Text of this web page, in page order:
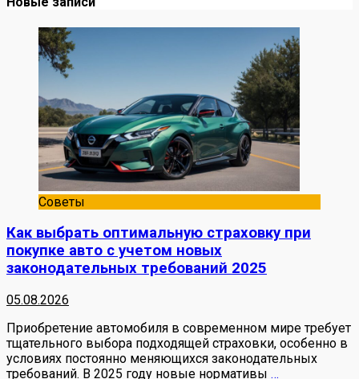
Советы
Как выбрать оптимальную страховку при
покупке авто с учетом новых
законодательных требований 2025
05.08.2026
Приобретение автомобиля в современном мире требует
тщательного выбора подходящей страховки, особенно в
условиях постоянно меняющихся законодательных
требований. В 2025 году новые нормативы …